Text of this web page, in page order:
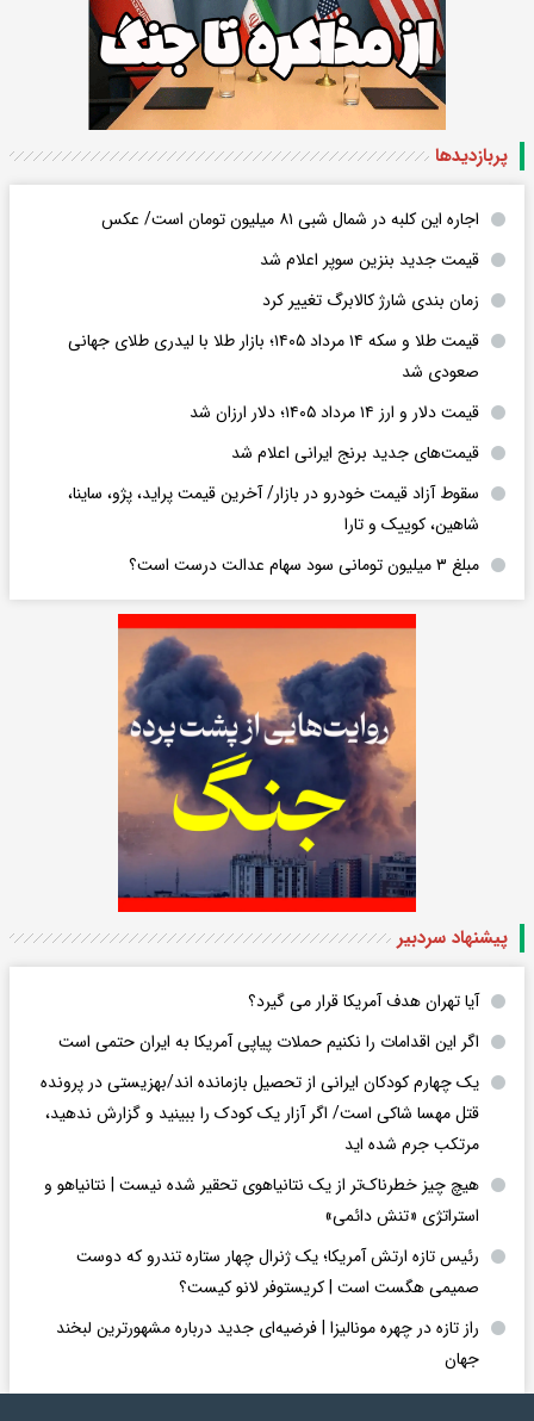
پربازدید‌ها
اجاره این کلبه در شمال شبی ۸۱ میلیون تومان است/ عکس
قیمت جدید بنزین سوپر اعلام شد
زمان بندی شارژ کالابرگ تغییر کرد
قیمت طلا و سکه ۱۴ مرداد ۱۴۰۵؛ بازار طلا با لیدری طلای جهانی
صعودی شد
قیمت دلار و ارز ۱۴ مرداد ۱۴۰۵؛ دلار ارزان شد
قیمت‌های جدید برنج ایرانی اعلام شد
سقوط آزاد قیمت خودرو در بازار/ آخرین قیمت پراید، پژو، ساینا،
شاهین، کوییک و تارا
مبلغ ۳ میلیون تومانی سود سهام عدالت درست است؟
پیشنهاد سردبیر
آیا تهران هدف آمریکا قرار می گیرد؟
اگر این اقدامات را نکنیم حملات پیاپی آمریکا به ایران حتمی است
یک چهارم کودکان ایرانی از تحصیل بازمانده اند/بهزیستی در پرونده
قتل مهسا شاکی است/ اگر آزار یک کودک را ببینید و گزارش ندهید،
مرتکب جرم شده اید
هیچ چیز خطرناک‌تر از یک نتانیاهوی تحقیر شده نیست | نتانیاهو و
استراتژی «تنش دائمی»
رئیس تازه ارتش آمریکا؛ یک ژنرال چهار ستاره تندرو که دوست
صمیمی هگست است | کریستوفر لانو کیست؟
راز تازه در چهره مونالیزا | فرضیه‌ای جدید درباره مشهورترین لبخند
جهان